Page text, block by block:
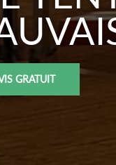
GRATUIT